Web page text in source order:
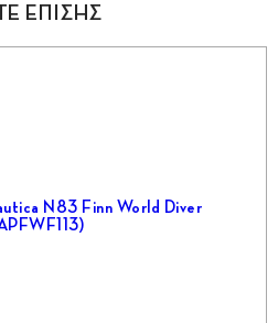
ΕΠΙΣΗΣ